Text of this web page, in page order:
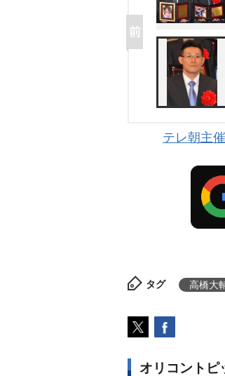
テレ朝主
タグ 高橋大
オリコントピ